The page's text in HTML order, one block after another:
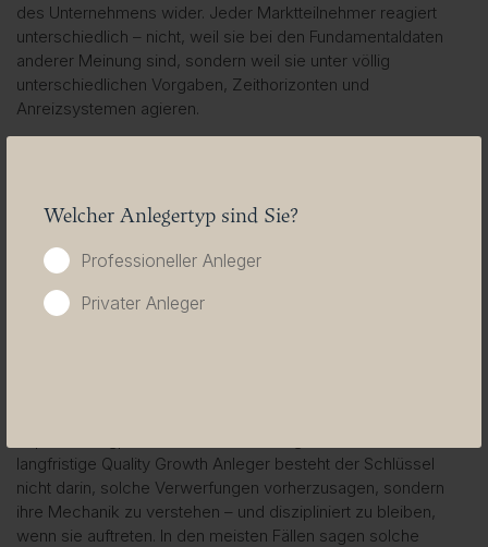
Welcher Anlegertyp sind Sie?
Professioneller Anleger
Privater Anleger
des Unternehmens wider. Jeder Marktteilnehmer reagiert
unterschiedlich – nicht, weil sie bei den Fundamentaldaten
anderer Meinung sind, sondern weil sie unter völlig
unterschiedlichen Vorgaben, Zeithorizonten und
Anreizsystemen agieren.
Manager handelt auf Grundlage der Erzählung und der
Gewinn-Dynamik, der algorithmische Fonds reagiert
mechanisch auf Daten, und der Hochfrequenzhändler reagiert
auf Millisekunden von Kapitalflüssen. Und das ist nur ein Teil
des Ökosystems – Privatanleger, ETFs und Makrofonds fügen
weitere Ebenen von Komplexität und Rückkopplung hinzu.
langfristige Quality Growth Anleger besteht der Schlüssel
nicht darin, solche Verwerfungen vorherzusagen, sondern
ihre Mechanik zu verstehen – und diszipliniert zu bleiben,
wenn sie auftreten. In den meisten Fällen sagen solche